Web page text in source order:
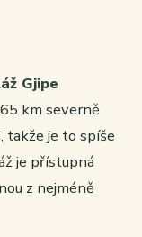
Gjipe
km severně
takže je to spíše
je přístupná
z nejméně